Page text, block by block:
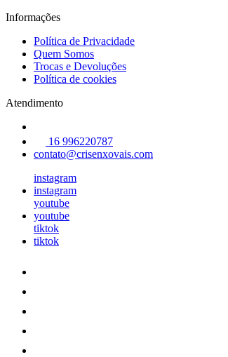
Informações
Política de Privacidade
Quem Somos
Trocas e Devoluções
Política de cookies
Atendimento
16 996220787
contato@crisenxovais.com
instagram
instagram
youtube
youtube
tiktok
tiktok